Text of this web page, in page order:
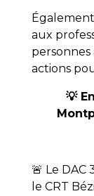
aux
personnes
actions
💡
🚨 Le
le CRT